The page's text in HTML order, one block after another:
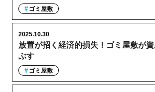
ゴミ屋敷
放置が招く経済的損失！ゴミ屋敷が
ぶす
2025.10.30
ゴミ屋敷